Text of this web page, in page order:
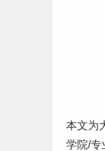
本文为
学院/专